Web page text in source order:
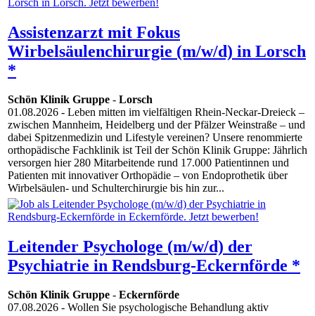
Assistenzarzt mit Fokus
Wirbelsäulenchirurgie (m/w/d) in Lorsch
*
Schön Klinik Gruppe - Lorsch
01.08.2026 - Leben mitten im vielfältigen Rhein-Neckar-Dreieck –
zwischen Mannheim, Heidelberg und der Pfälzer Weinstraße – und
dabei Spitzenmedizin und Lifestyle vereinen? Unsere renommierte
orthopädische Fachklinik ist Teil der Schön Klinik Gruppe: Jährlich
versorgen hier 280 Mitarbeitende rund 17.000 Patientinnen und
Patienten mit innovativer Orthopädie – von Endoprothetik über
Wirbelsäulen- und Schulterchirurgie bis hin zur...
Leitender Psychologe (m/w/d) der
Psychiatrie in Rendsburg-Eckernförde *
Schön Klinik Gruppe - Eckernförde
07.08.2026 - Wollen Sie psychologische Behandlung aktiv